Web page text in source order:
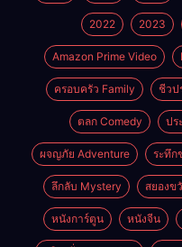
2022 2023
Amazon Prime Video
ครอบครัว Family ชีวป
ตลก Comedy ปร
ผจญภัย Adventure ระทึก
ลึกลับ Mystery สยองข
หนังการ์ตูน หนังจีน